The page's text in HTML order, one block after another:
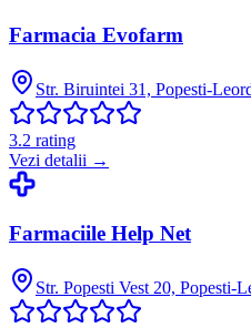
Farmacia Evofarm
Str. Biruintei 31, Popesti-
3.2 rating
Vezi detalii →
Farmaciile Help Net
Str. Popesti Vest 20, Popesti-